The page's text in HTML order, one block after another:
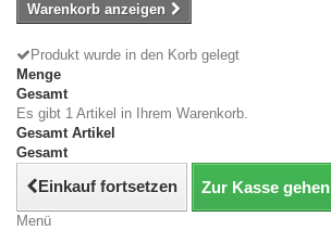
Warenkorb anzeigen
Produkt wurde in den Korb gelegt
Menge
Gesamt
Es gibt 1 Artikel in Ihrem Warenkorb.
Gesamt Artikel
Gesamt
Einkauf fortsetzen Zur Kasse gehen
Menü